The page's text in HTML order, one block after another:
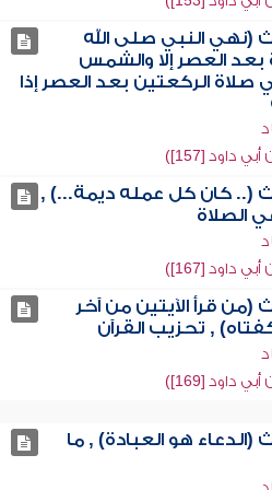
(نهي النبي صلى الله
العصر إلا والشمس
الركعتين بعد العصر إذا
[157])
(.. كان كل عمله ديمة...) ,
الصلاة
[167])
قرأ الآيتين من آخر
, تحزيب القرآن
[169])
هو العبادة) , ما